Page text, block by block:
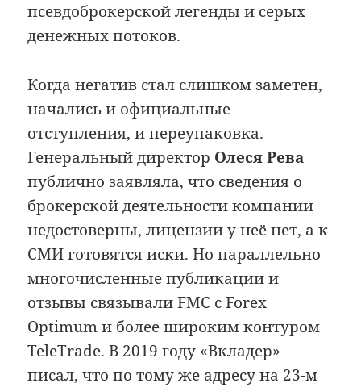
псевдоброкерской легенды и серых
денежных потоков.
Когда негатив стал слишком заметен,
начались и официальные
отступления, и переупаковка.
Генеральный директор Олеся Рева
публично заявляла, что сведения о
брокерской деятельности компании
недостоверны, лицензии у неё нет, а к
СМИ готовятся иски. Но параллельно
многочисленные публикации и
отзывы связывали FMC с Forex
Optimum и более широким контуром
TeleTrade. В 2019 году «Вкладер»
писал, что по тому же адресу на 23-м